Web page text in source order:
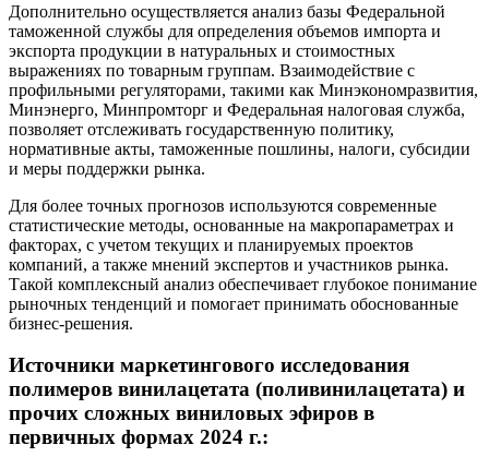
Дополнительно осуществляется анализ базы Федеральной
таможенной службы для определения объемов импорта и
экспорта продукции в натуральных и стоимостных
выражениях по товарным группам. Взаимодействие с
профильными регуляторами, такими как Минэкономразвития,
Минэнерго, Минпромторг и Федеральная налоговая служба,
позволяет отслеживать государственную политику,
нормативные акты, таможенные пошлины, налоги, субсидии
и меры поддержки рынка.
Для более точных прогнозов используются современные
статистические методы, основанные на макропараметрах и
факторах, с учетом текущих и планируемых проектов
компаний, а также мнений экспертов и участников рынка.
Такой комплексный анализ обеспечивает глубокое понимание
рыночных тенденций и помогает принимать обоснованные
бизнес-решения.
Источники маркетингового исследования
полимеров винилацетата (поливинилацетата) и
прочих сложных виниловых эфиров в
первичных формах 2024 г.: